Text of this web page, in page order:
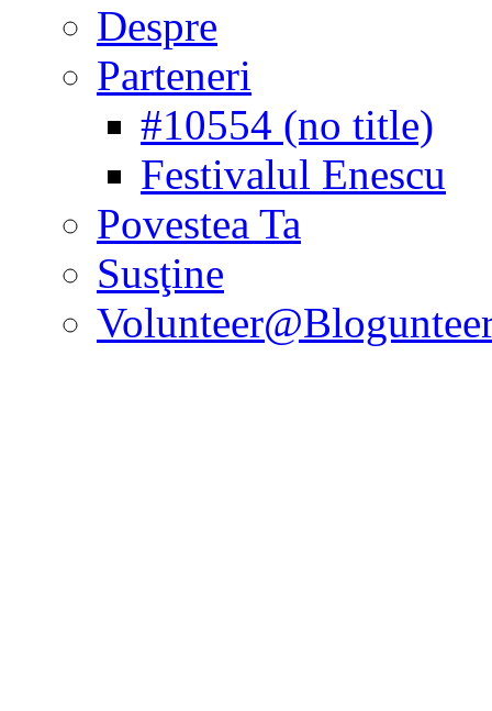
Despre
Parteneri
#10554 (no title)
Festivalul Enescu
Povestea Ta
Susţine